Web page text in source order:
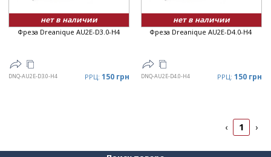
нет в наличии
Фреза Dreanique AU2E-D3.0-H4
DNQ-AU2E-D3.0-H4 РРЦ: 150 грн
нет в наличии
Фреза Dreanique AU2E-D4.0-H4
DNQ-AU2E-D4.0-H4 РРЦ: 150 грн
‹ 1 ›